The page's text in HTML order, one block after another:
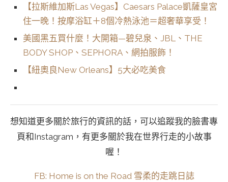
【拉斯維加斯Las Vegas】Caesars Palace凱薩皇宮
住一晚！按摩浴缸＋8個冷熱泳池＝超奢華享受！
美國黑五買什麼！大開箱—碧兒泉、JBL、THE
BODY SHOP、SEPHORA、網拍服飾！
【紐奧良New Orleans】5大必吃美食
想知道更多關於旅行的資訊的話，可以追蹤我的臉書專
頁和Instagram，有更多關於我在世界行走的小故事
喔！
FB: Home is on the Road 雪柔的走跳日誌